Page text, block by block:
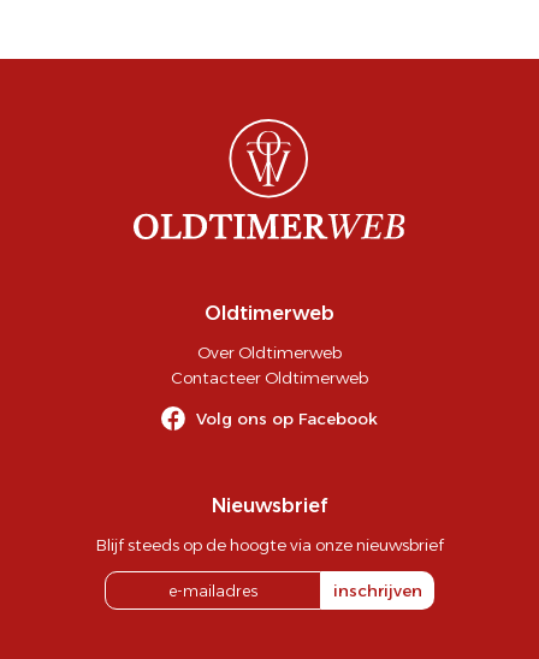
Oldtimerweb
Over Oldtimerweb
Contacteer Oldtimerweb
Volg ons op Facebook
Nieuwsbrief
Blijf steeds op de hoogte via onze nieuwsbrief
inschrijven